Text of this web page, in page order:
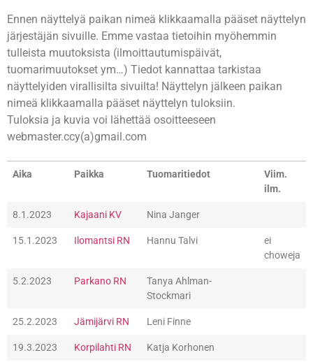
Ennen näyttelyä paikan nimeä klikkaamalla pääset näyttelyn
järjestäjän sivuille. Emme vastaa tietoihin myöhemmin
tulleista muutoksista (ilmoittautumispäivät,
tuomarimuutokset ym…) Tiedot kannattaa tarkistaa
näyttelyiden virallisilta sivuilta! Näyttelyn jälkeen paikan
nimeä klikkaamalla pääset näyttelyn tuloksiin.
Tuloksia ja kuvia voi lähettää osoitteeseen
webmaster.ccy(a)gmail.com
Aika Paikka Tuomaritiedot
Viim.
ilm.
8.1.2023 Kajaani KV Nina Janger
15.1.2023 Ilomantsi RN Hannu Talvi
ei
choweja
5.2.2023 Parkano RN
Tanya Ahlman-
Stockmari
25.2.2023 Jämijärvi RN Leni Finne
19.3.2023 Korpilahti RN Katja Korhonen